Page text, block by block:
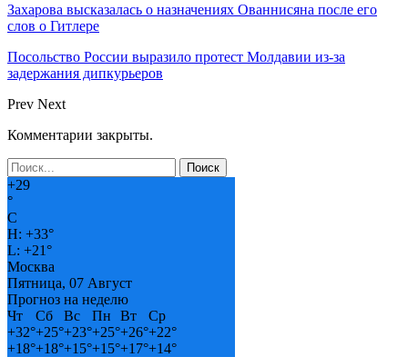
Захарова высказалась о назначениях Ованнисяна после его
слов о Гитлере
Посольство России выразило протест Молдавии из-за
задержания дипкурьеров
Prev Next
Комментарии закрыты.
+29
°
C
H: +33°
L: +21°
Москва
Пятница, 07 Август
Прогноз на неделю
Чт
Сб Вс Пн Вт
Ср
+32°+25°+23°+25°+26°+22°
+18°+18°+15°+15°+17°+14°